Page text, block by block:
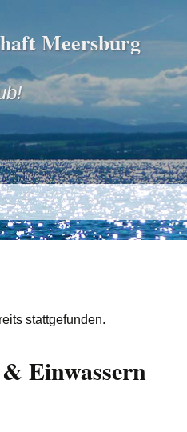
Meersburg
Suchen
nach:
stattgefunden.
Einwassern